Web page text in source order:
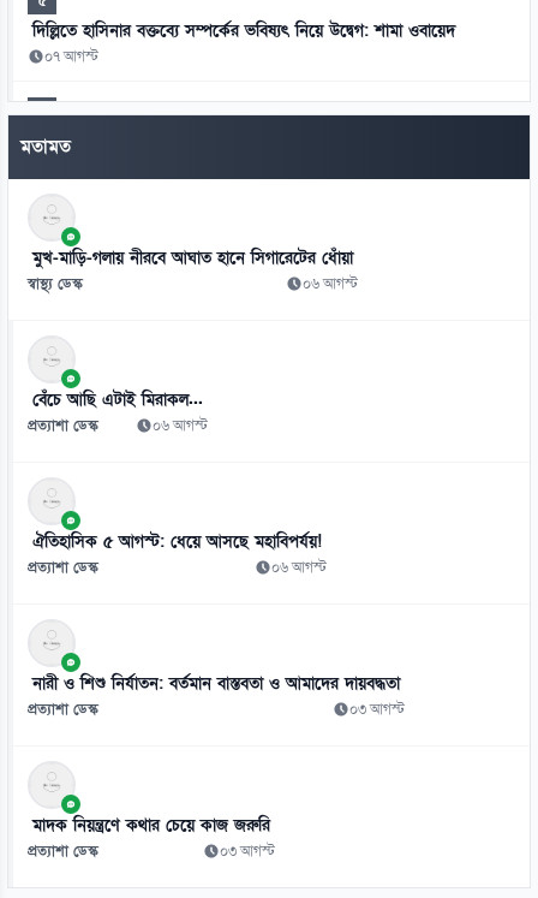
দিল্লিতে হাসিনার বক্তব্যে সম্পর্কের ভবিষ্যৎ নিয়ে উদ্বেগ: শামা ওবায়েদ
০৭ আগস্ট
৬
মানবতাবিরোধী অপরাধের খসড়া তদন্তে জাফর ইকবালসহ চারজনের নাম
৭
চার বিভাগ ও মন্ত্রণালয়ে নতুন সচিব নিয়োগ ও পদায়ন
০৬ আগস্ট
৮
স্কুলে ভর্তিতে প্রথম শ্রেণি লটারিতে ও দ্বিতীয় থেকে নবম পর্যন্ত দিতে হবে
পরীক্ষা
০৬ আগস্ট
মতামত
মুখ-মাড়ি-গলায় নীরবে আঘাত হানে সিগারেটের ধোঁয়া
স্বাস্থ্য ডেস্ক ০৬ আগস্ট
বেঁচে আছি এটাই মিরাকল...
প্রত্যাশা ডেস্ক ০৬ আগস্ট
ঐতিহাসিক ৫ আগস্ট: ধেয়ে আসছে মহাবিপর্যয়!
প্রত্যাশা ডেস্ক ০৬ আগস্ট
নারী ও শিশু নির্যাতন: বর্তমান বাস্তবতা ও আমাদের দায়বদ্ধতা
প্রত্যাশা ডেস্ক ০৩ আগস্ট
মাদক নিয়ন্ত্রণে কথার চেয়ে কাজ জরুরি
প্রত্যাশা ডেস্ক ০৩ আগস্ট